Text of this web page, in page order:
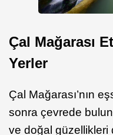
Çal Mağarası
Yerler
Çal Mağarası’nın
sonra çevrede
ve doğal güzellikleri